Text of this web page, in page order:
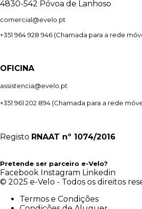
4830-542 Póvoa de Lanhoso
comercial@evelo.pt
+351 964 928 946 (Chamada para a rede
OFICINA
assistencia@evelo.pt
+351 961 202 894 (Chamada para a rede
Registo RNAAT nº 1074/2016
Pretende ser parceiro e-Velo?
Facebook Instagram Linkedin
© 2025 e-Velo - Todos os direitos
Termos e Condições